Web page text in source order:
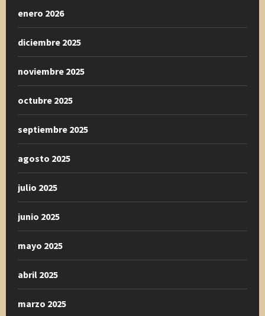
enero 2026
diciembre 2025
noviembre 2025
octubre 2025
septiembre 2025
agosto 2025
julio 2025
junio 2025
mayo 2025
abril 2025
marzo 2025